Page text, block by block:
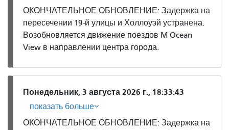
ОКОНЧАТЕЛЬНОЕ ОБНОВЛЕНИЕ: Задержка на
пересечении 19-й улицы и Холлоуэй устранена.
Возобновляется движение поездов M Ocean
View в направлении центра города.
Понедельник, 3 августа 2026 г., 18:33:43
показать больше
ОКОНЧАТЕЛЬНОЕ ОБНОВЛЕНИЕ: Задержка на